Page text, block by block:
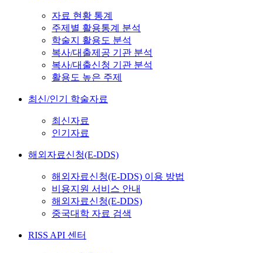
자료 현황 통계
주제별 활용통계 분석
학술지 활용도 분석
복사/대출제공 기관 분석
복사/대출신청 기관 분석
활용도 높은 주제
최신/인기 학술자료
최신자료
인기자료
해외자료신청(E-DDS)
해외자료신청(E-DDS) 이용 방법
비용지원 서비스 안내
해외자료신청(E-DDS)
중국대학 자료 검색
RISS API 센터